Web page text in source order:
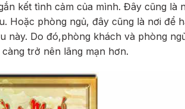
kết tình cảm của mình. Đây cũng là
Hoặc phòng ngủ, đây cũng là nơi để
này. Do đó,phòng khách và phòng
trở nên lãng mạn hơn.